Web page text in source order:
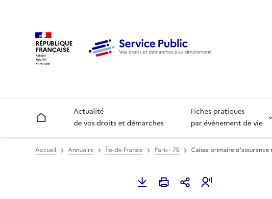
RÉPUBLIQUE
FRANÇAISE
Accueil
Actualité
de vos droits et démarches
Fiches pratiques
par événement de vie
Accueil Annuaire Île-de-France Paris - 75 Caisse primaire